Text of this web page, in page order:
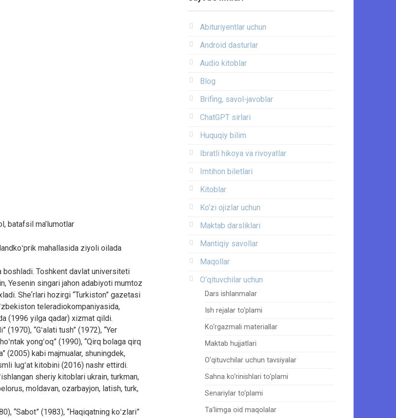
batafsil ma’lumotlar
mahallasida ziyoli oilada
boshladi. Toshkent davlat universiteti
Yesenin singari jahon adabiyoti mumtoz
Sheʼrlari hozirgi “Turkiston” gazetasi
teleradiokompaniyasida,
(1996 yilga qadar) xizmat qildi.
(1970), “Gʻalati tush” (1972), “Yer
yongʻoq” (1990), “Qirq bolaga qirq
(2005) kabi majmualar, shuningdek,
lugʻat kitobini (2016) nashr ettirdi.
sheriy kitoblari ukrain, turkman,
moldavan, ozarbayjon, latish, turk,
“Sabot” (1983), “Haqiqatning koʻzlari”
Abituriyentlar uchun
Android dasturlar
Audio kitoblar
Blog
Brifing, savol-javoblar
ChatGPT sirlari
Huquqiy bilim
Ibratli hikoya va rivoyatlar
Imtihon biletlari
Kitoblar
Ko‘zi ojizlar uchun
Maktab darsliklari
Mantiqiy savollar
Maqollar
O‘qituvchilar uchun
Dars ishlanmalar
Ish rejalar to‘plami
Ko‘rgazmali materiallar
Maktab hujjatlari
O‘qituvchilar uchun tavsiyalar
Sahna ko‘rinishlari to‘plami
Senariylar to‘plami
Ta’limga oid maqolalar